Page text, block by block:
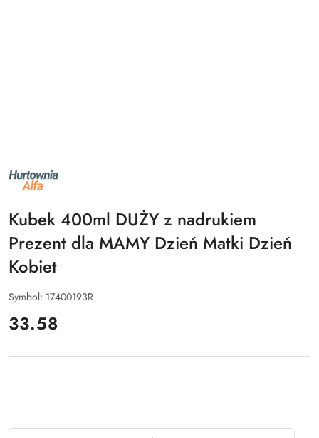
NAZWA
PRODUCENTA:
ALFA
Kubek 400ml DUŻY z nadrukiem
Prezent dla MAMY Dzień Matki Dzień
Kobiet
Symbol: 17400193R
cena:
33.58